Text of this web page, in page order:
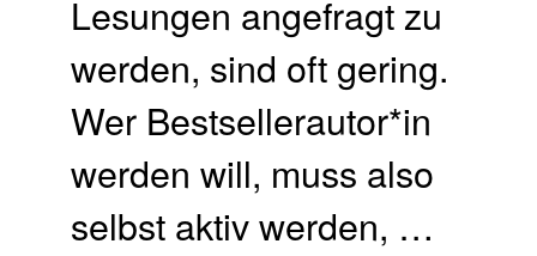
Lesungen angefragt zu
werden, sind oft gering.
Wer Bestsellerautor*in
werden will, muss also
selbst aktiv werden, …